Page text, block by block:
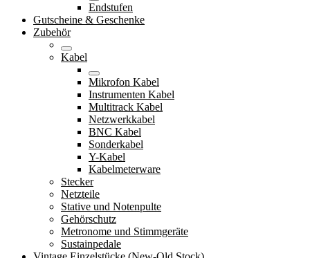
Endstufen
Gutscheine & Geschenke
Zubehör
Kabel
Mikrofon Kabel
Instrumenten Kabel
Multitrack Kabel
Netzwerkkabel
BNC Kabel
Sonderkabel
Y-Kabel
Kabelmeterware
Stecker
Netzteile
Stative und Notenpulte
Gehörschutz
Metronome und Stimmgeräte
Sustainpedale